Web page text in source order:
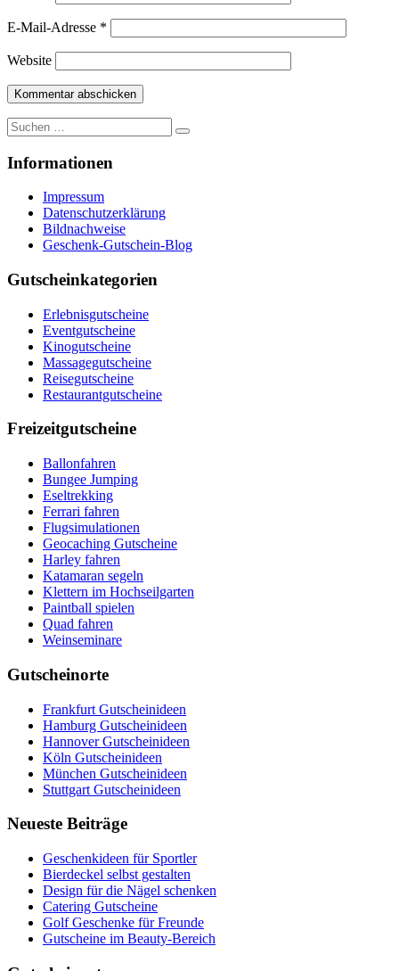
E-Mail-Adresse *
Website
Suche
nach:
Informationen
Impressum
Datenschutzerklärung
Bildnachweise
Geschenk-Gutschein-Blog
Gutscheinkategorien
Erlebnisgutscheine
Eventgutscheine
Kinogutscheine
Massagegutscheine
Reisegutscheine
Restaurantgutscheine
Freizeitgutscheine
Ballonfahren
Bungee Jumping
Eseltrekking
Ferrari fahren
Flugsimulationen
Geocaching Gutscheine
Harley fahren
Katamaran segeln
Klettern im Hochseilgarten
Paintball spielen
Quad fahren
Weinseminare
Gutscheinorte
Frankfurt Gutscheinideen
Hamburg Gutscheinideen
Hannover Gutscheinideen
Köln Gutscheinideen
München Gutscheinideen
Stuttgart Gutscheinideen
Neueste Beiträge
Geschenkideen für Sportler
Bierdeckel selbst gestalten
Design für die Nägel schenken
Catering Gutscheine
Golf Geschenke für Freunde
Gutscheine im Beauty-Bereich